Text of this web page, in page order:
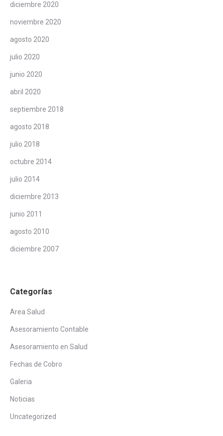
diciembre 2020
noviembre 2020
agosto 2020
julio 2020
junio 2020
abril 2020
septiembre 2018
agosto 2018
julio 2018
octubre 2014
julio 2014
diciembre 2013
junio 2011
agosto 2010
diciembre 2007
Categorías
Area Salud
Asesoramiento Contable
Asesoramiento en Salud
Fechas de Cobro
Galeria
Noticias
Uncategorized